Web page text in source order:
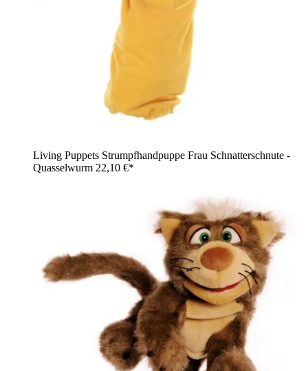
Living Puppets Strumpfhandpuppe Frau Schnatterschnute -
Quasselwurm 22,10 €*